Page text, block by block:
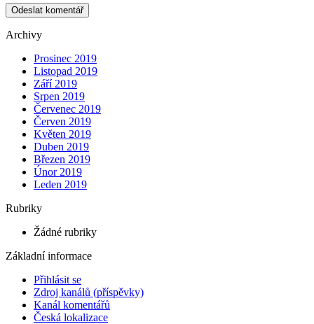
Archivy
Prosinec 2019
Listopad 2019
Září 2019
Srpen 2019
Červenec 2019
Červen 2019
Květen 2019
Duben 2019
Březen 2019
Únor 2019
Leden 2019
Rubriky
Žádné rubriky
Základní informace
Přihlásit se
Zdroj kanálů (příspěvky)
Kanál komentářů
Česká lokalizace